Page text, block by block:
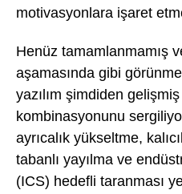
motivasyonlara işaret
Henüz tamamlanmamış
aşamasında gibi
yazılım şimdiden
kombinasyonunu
ayrıcalık yükseltme,
tabanlı yayılma ve
(ICS) hedefli taranması